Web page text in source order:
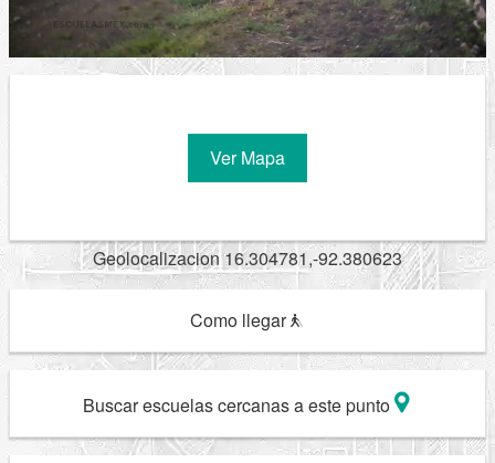
Ver Mapa
Geolocalizacion 16.304781,-92.380623
Como llegar
Buscar escuelas cercanas a este punto